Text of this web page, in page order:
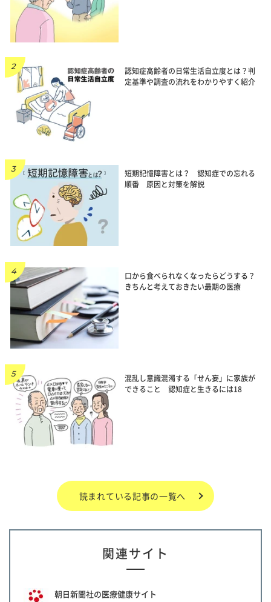
認知症高齢者の日常生活自立度とは？判
定基準や調査の流れをわかりやすく紹介
短期記憶障害とは？ 認知症での忘れる
順番 原因と対策を解説
口から食べられなくなったらどうする？
きちんと考えておきたい最期の医療
混乱し意識混濁する「せん妄」に家族が
できること 認知症と生きるには18
読まれている記事の一覧へ
関連サイト
朝日新聞社の医療健康サイト